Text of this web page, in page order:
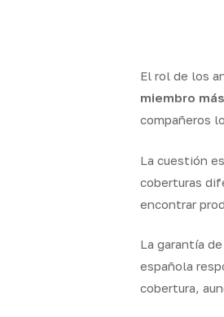
El rol de los
miembro
compañeros
La cuestión
coberturas
encontrar
La garantía de
española
cobertura,